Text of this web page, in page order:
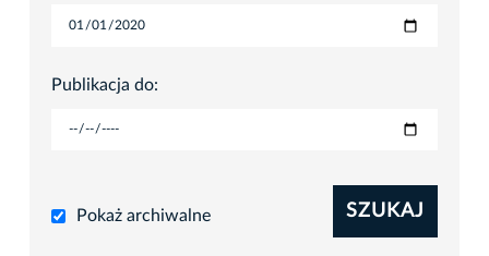
Publikacja do:
Pokaż archiwalne SZUKAJ